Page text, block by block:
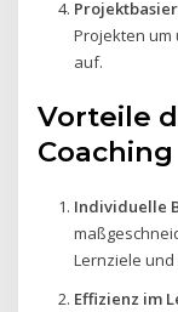
Projekten um
auf.
Vorteile
Coaching
Individuelle
Lernziele und
Effizienz im